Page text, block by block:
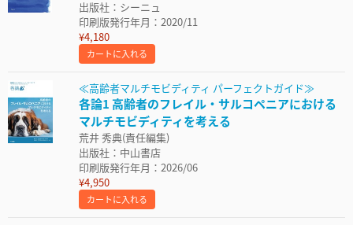
出版社：シーニュ
印刷版発行年月：2020/11
¥4,180
カートに入れる
≪高齢者マルチモビディティ パーフェクトガイド≫
各論1 高齢者のフレイル・サルコペニアにおける
マルチモビディティを考える
荒井 秀典(責任編集)
出版社：中山書店
印刷版発行年月：2026/06
¥4,950
カートに入れる